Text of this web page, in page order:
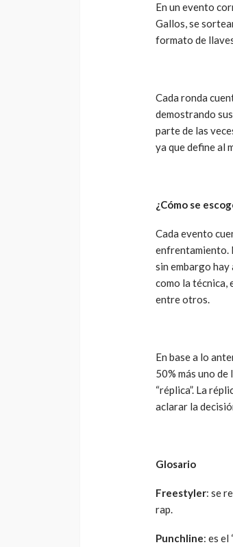
En un evento
Gallos, se
formato de
Cada ronda
demostrando
parte de las
ya que define al
¿Cómo se
Cada evento
enfrentamiento.
sin embargo hay
como la técnica,
entre otros.
En base a lo
50% más uno
“réplica”. La
aclarar la
Glosario
Freestyler: se
rap.
Punchline: es el